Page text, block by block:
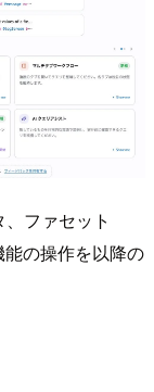
ファセット
の操作を以降の